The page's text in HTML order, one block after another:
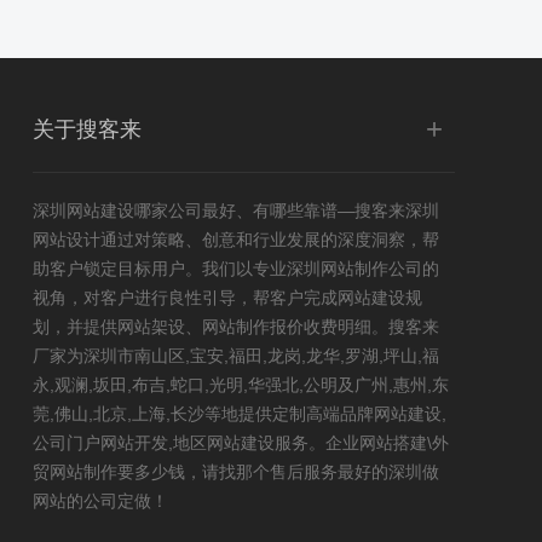
关于搜客来 +
深圳网站建设哪家公司最好、有哪些靠谱—搜客来深圳
网站设计通过对策略、创意和行业发展的深度洞察，帮
助客户锁定目标用户。我们以专业深圳网站制作公司的
视角，对客户进行良性引导，帮客户完成网站建设规
划，并提供网站架设、网站制作报价收费明细。搜客来
厂家为深圳市南山区,宝安,福田,龙岗,龙华,罗湖,坪山,福
永,观澜,坂田,布吉,蛇口,光明,华强北,公明及广州,惠州,东
莞,佛山,北京,上海,长沙等地提供定制高端品牌网站建设,
公司门户网站开发, 地区网站建设服务。企业网站搭建\外
贸网站制作要多少钱，请找那个售后服务最好的深圳做
网站的公司定做！